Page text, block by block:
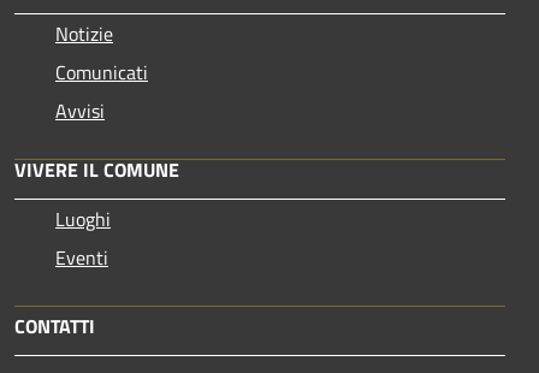
Notizie
Comunicati
Avvisi
VIVERE IL COMUNE
Luoghi
Eventi
CONTATTI